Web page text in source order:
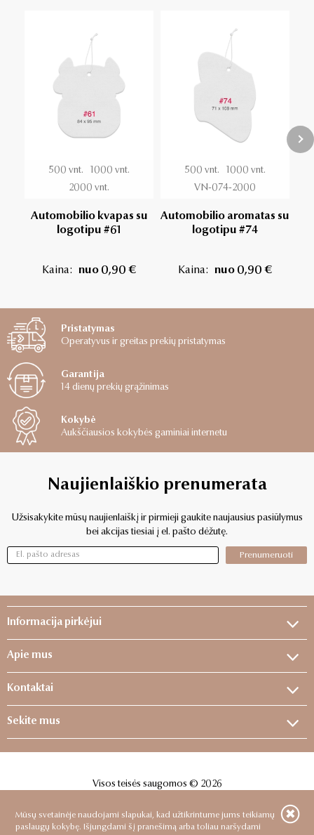
Mūsų svetainėje naudojami slapukai, kad užtikrintume jums teikiamų
paslaugų kokybę. Išjungdami šį pranešimą arba toliau naršydami
500 vnt.
1000 vnt.
2000 vnt.
Automobilio kvapas su
logotipu #61
Kaina: nuo 0,90 €
500 vnt.
1000 vnt.
VN-074-2000
Automobilio aromatas su
logotipu #74
Kaina: nuo 0,90 €
Pristatymas
Operatyvus ir greitas prekių pristatymas
Garantija
14 dienų prekių grąžinimas
Kokybė
Aukščiausios kokybės gaminiai internetu
Naujienlaiškio prenumerata
Užsisakykite mūsų naujienlaiškį ir pirmieji gaukite naujausius pasiūlymus
bei akcijas tiesiai į el. pašto dėžutę.
Prenumeruoti
Informacija pirkėjui
Apie mus
Kontaktai
Sekite mus
Visos teisės saugomos © 2026